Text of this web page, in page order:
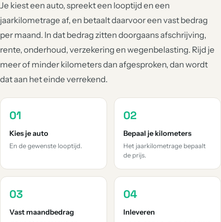
Je kiest een auto, spreekt een looptijd en een
jaarkilometrage af, en betaalt daarvoor een vast bedrag
per maand. In dat bedrag zitten doorgaans afschrijving,
rente, onderhoud, verzekering en wegenbelasting. Rijd je
meer of minder kilometers dan afgesproken, dan wordt
dat aan het einde verrekend.
01
Kies je auto
En de gewenste looptijd.
02
Bepaal je kilometers
Het jaarkilometrage bepaalt
de prijs.
03
Vast maandbedrag
04
Inleveren